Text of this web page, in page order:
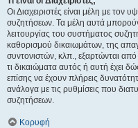
Οι Διαχειριστές είναι μέλη με
συζητήσεων. Τα μέλη αυτά
λειτουργίας του συστήματος
καθορισμού δικαιωμάτων, της
συντονιστών, κλπ., εξαρτώνται
τι δικαιώματα αυτός ή αυτή έχει
επίσης να έχουν πλήρεις
ανάλογα με τις ρυθμίσεις που
συζητήσεων.
Κορυφή